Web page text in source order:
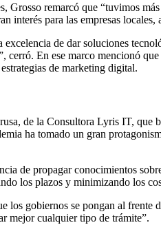
Grosso remarcó que “tuvimos
interés para las empresas
excelencia de dar soluciones
cerró. En ese marco mencionó
de marketing digital.
de la Consultora Lyris IT,
ha tomado un gran
de propagar conocimientos
los plazos y minimizando los
gobiernos se pongan al frente
mejor cualquier tipo de trámite”.